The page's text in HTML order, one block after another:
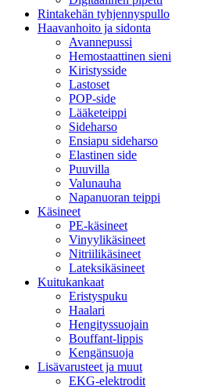
Rintakehän tyhjennyspullo
Haavanhoito ja sidonta
Avannepussi
Hemostaattinen sieni
Kiristysside
Lastoset
POP-side
Lääketeippi
Sideharso
Ensiapu sideharso
Elastinen side
Puuvilla
Valunauha
Napanuoran teippi
Käsineet
PE-käsineet
Vinyylikäsineet
Nitriilikäsineet
Lateksikäsineet
Kuitukankaat
Eristyspuku
Haalari
Hengityssuojain
Bouffant-lippis
Kengänsuoja
Lisävarusteet ja muut
EKG-elektrodit